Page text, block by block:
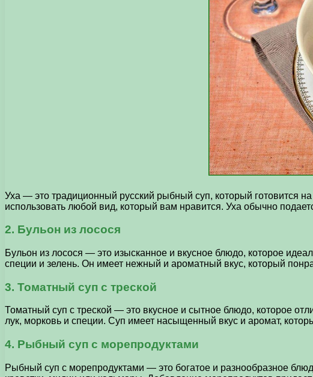
Уха — это традиционный русский рыбный суп, который готовится
использовать любой вид, который вам нравится. Уха обычно
2. Бульон из лосося
Бульон из лосося — это изысканное и вкусное блюдо, которое
специи и зелень. Он имеет нежный и ароматный вкус, который
3. Томатный суп с треской
Томатный суп с треской — это вкусное и сытное блюдо, которое
лук, морковь и специи. Суп имеет насыщенный вкус и аромат,
4. Рыбный суп с морепродуктами
Рыбный суп с морепродуктами — это богатое и разнообразное